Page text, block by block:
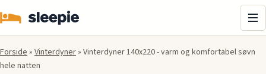
Forside» Vinterdyner» Vinterdyner 140x220 - varm og komfortabel søvn
hele natten